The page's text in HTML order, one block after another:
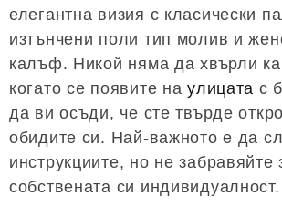
елегантна визия с класически
изтънчени поли тип молив и
калъф. Никой няма да хвърли
когато се появите наулицата с
да ви осъди, че сте твърде
обидите си. Най-важното е да
инструкциите, но не забравяйте
собствената си индивидуалност.